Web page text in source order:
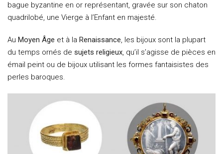
bague byzantine en or représentant, gravée sur son chaton
quadrilobé, une Vierge à l’Enfant en majesté.
Au Moyen Âge et à la Renaissance, les bijoux sont la plupart
du temps ornés de sujets religieux, qu’il s’agisse de pièces en
émail peint ou de bijoux utilisant les formes fantaisistes des
perles baroques.